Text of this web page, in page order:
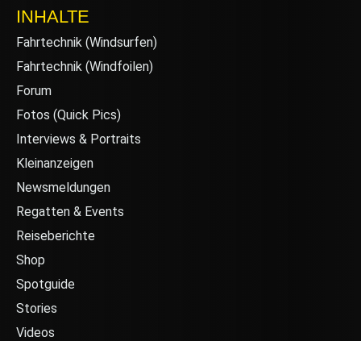
INHALTE
Fahrtechnik (Windsurfen)
Fahrtechnik (Windfoilen)
Forum
Fotos (Quick Pics)
Interviews & Portraits
Kleinanzeigen
Newsmeldungen
Regatten & Events
Reiseberichte
Shop
Spotguide
Stories
Videos